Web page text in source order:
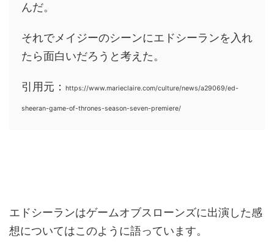
んだ。
それでメイジーのシーンにエドシーランを入れ
たら面白いだろうと考えた。
引用元： https://www.marieclaire.com/culture/news/a29069/ed-
sheeran-game-of-thrones-season-seven-premiere/
エドシーランはゲームオブスローンズに出演した感
想についてはこのように語っています。